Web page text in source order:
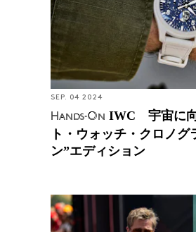
SEP. 04 2024
Hands-On IWC 宇宙に向
ト・ウォッチ・クロノ
ン”エディション
ブラッド・ピットの謎めい
に関する始まりと憶測